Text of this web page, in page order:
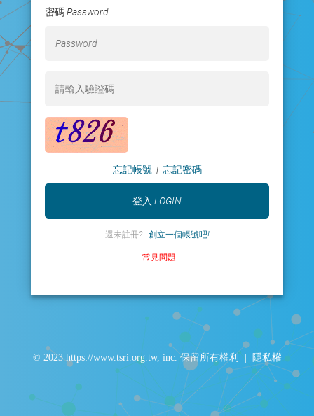
密碼 Password
忘記帳號| 忘記密碼
還未註冊? 創立一個帳號吧!
常見問題
© 2023 https://www.tsri.org.tw, inc. 保留所有權利 | 隱私權